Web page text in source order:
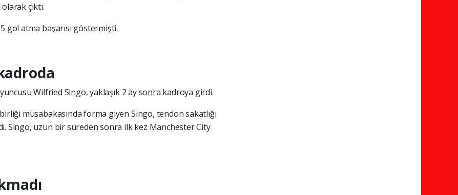
çıktı.
gol atma başarısı göstermişti.
Wilfried Singo, yaklaşık 2 ay sonra kadroya girdi.
müsabakasında forma giyen Singo, tendon sakatlığı
Singo, uzun bir süreden sonra ilk kez Manchester City